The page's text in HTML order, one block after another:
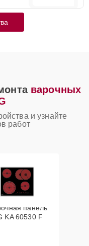
варочных
и узнайте
работ
панель
KA 60530 F